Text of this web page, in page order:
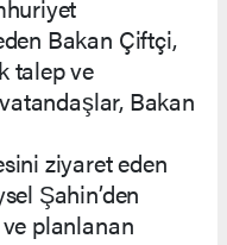
Bakan Çiftçi,
talep ve
Bakan
ziyaret eden
Şahin’den
planlanan